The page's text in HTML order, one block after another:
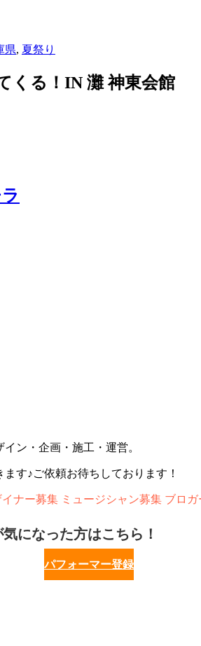
県, 夏祭り
くる！IN 灘 神東会館
ン・企画・施工・運営。
す♪ご依頼お待ちしております！
ナー募集 ミュージシャン募集 ブロ
になった方はこちら！
パフォーマー登録